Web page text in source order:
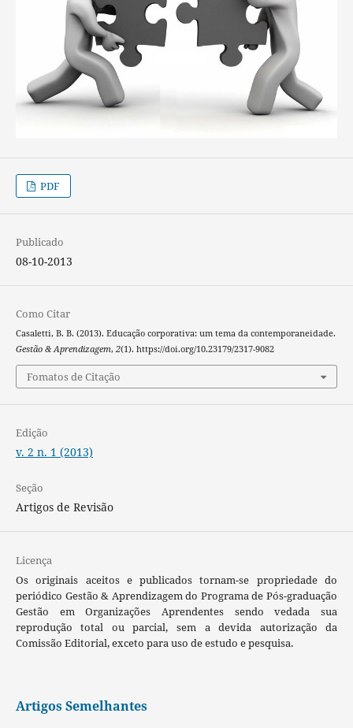
PDF
Publicado
08-10-2013
Como Citar
Casaletti, B. B. (2013). Educação corporativa: um tema da contemporaneidade.
Gestão & Aprendizagem, 2(1). https://doi.org/10.23179/2317-9082
Fomatos de Citação
Edição
v. 2 n. 1 (2013)
Seção
Artigos de Revisão
Licença
Os originais aceitos e publicados tornam-se propriedade do
periódico Gestão & Aprendizagem do Programa de Pós-graduação
Gestão em Organizações Aprendentes sendo vedada sua
reprodução total ou parcial, sem a devida autorização da
Comissão Editorial, exceto para uso de estudo e pesquisa.
Artigos Semelhantes